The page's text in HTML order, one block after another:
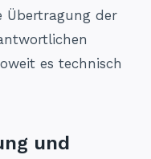
Übertragung der
es technisch
und